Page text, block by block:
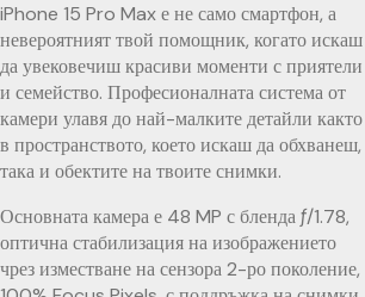
iPhone 15 Pro Max е не само смартфон, а
невероятният твой помощник, когато искаш
да увековечиш красиви моменти с приятели
и семейство. Професионалната система от
камери улавя до най-малките детайли както
в пространството, което искаш да обхванеш,
така и обектите на твоите снимки.
Основната камера е 48 MP с бленда ƒ/1.78,
оптична стабилизация на изображението
чрез изместване на сензора 2-ро поколение,